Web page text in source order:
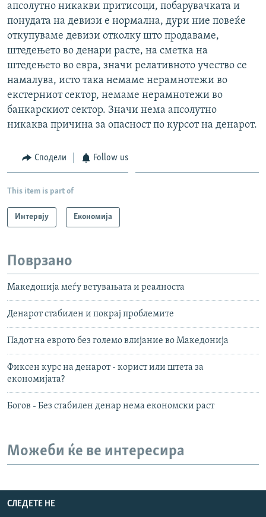
апсолутно никакви притисоци, побарувачката и
понудата на девизи е нормална, дури ние повеќе
откупуваме девизи отколку што продаваме,
штедењето во денари расте, на сметка на
штедењето во евра, значи релативното учество се
намалува, исто така немаме нерамнотежи во
екстерниот сектор, немаме нерамнотежи во
банкарскиот сектор. Значи нема апсолутно
никаква причина за опасност по курсот на денарот.
Сподели Follow us
This item is part of
Интервју Економија
Поврзано
Македонија меѓу ветувањата и реалноста
Денарот стабилен и покрај проблемите
Падот на еврото без големо влијание во Македонија
Фиксен курс на денарот - корист или штета за
економијата?
Богов - Без стабилен денар нема економски раст
Можеби ќе ве интересира
СЛЕДЕТЕ НЕ